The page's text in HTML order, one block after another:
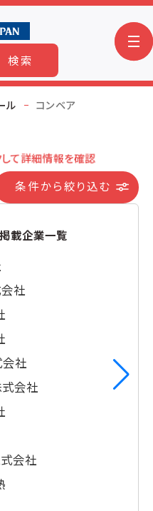
検索
ル コンベア
て詳細情報を確認
条件から絞り込む
掲載企業一覧
社
社
会社
会社